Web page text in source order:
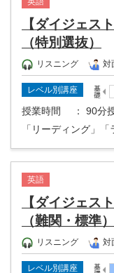
【ダイジェス
（特別選抜）
リスニング 対
レベル別講座
授業時間
： 90分
「リーディング」
英語
【ダイジェス
（難関・標準）
リスニング 対
レベル別講座